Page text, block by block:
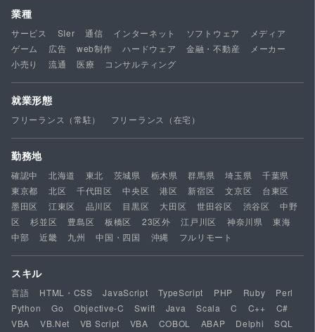
業種
サービス SIer 通信 インターネット ソフトウェア
メディア
ゲーム
広告 web制作 ハードウェア 金融・不動産
メーカー
小売り
流通 医療 コンサルティング
就業形態
フリーランス（常駐） フリーランス（在宅）
勤務地
確認中 北海道 東北 茨城県 栃木県 群馬県 埼玉県
千葉県
東京都
北区 千代田区 中央区 港区 新宿区 文京区
台東区
墨田区
江東区 品川区 目黒区 大田区 世田谷区 渋谷区
中野
区
杉並区 豊島区 板橋区 23区外 江戸川区 神奈川県
東海
中部
近畿 九州 中国・四国 沖縄 フルリモート
スキル
言語 HTML・CSS JavaScript TypeScript PHP Ruby
Perl
Python
Go Objective-C Swift Java Scala C C++
C#
VBA
VB.Net VB Script VBA COBOL ABAP Delphi
SQL